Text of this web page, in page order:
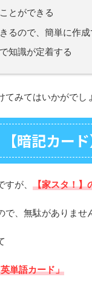
とができる
るので、簡単に作成
知識が定着する
みてはいかがでし
【暗記カー
が、 【家スタ！】
、無駄がありませ
単語カード」